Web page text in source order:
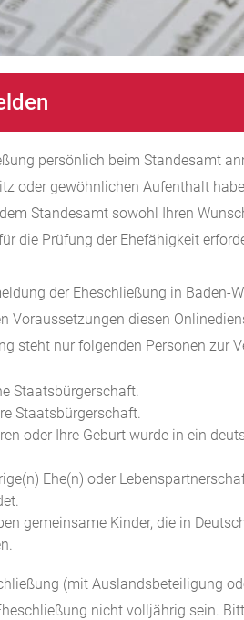
persönlich beim Standesamt
oder gewöhnlichen Aufenthalt
Standesamt sowohl Ihren
die Prüfung der Ehefähigkeit
der Eheschließung in Baden-
Voraussetzungen diesen
steht nur folgenden Personen zur
Staatsbürgerschaft.
Staatsbürgerschaft.
oder Ihre Geburt wurde in ein
Ehe(n) oder
gemeinsame Kinder, die in
(mit Auslandsbeteiligung
nicht volljährig sein.